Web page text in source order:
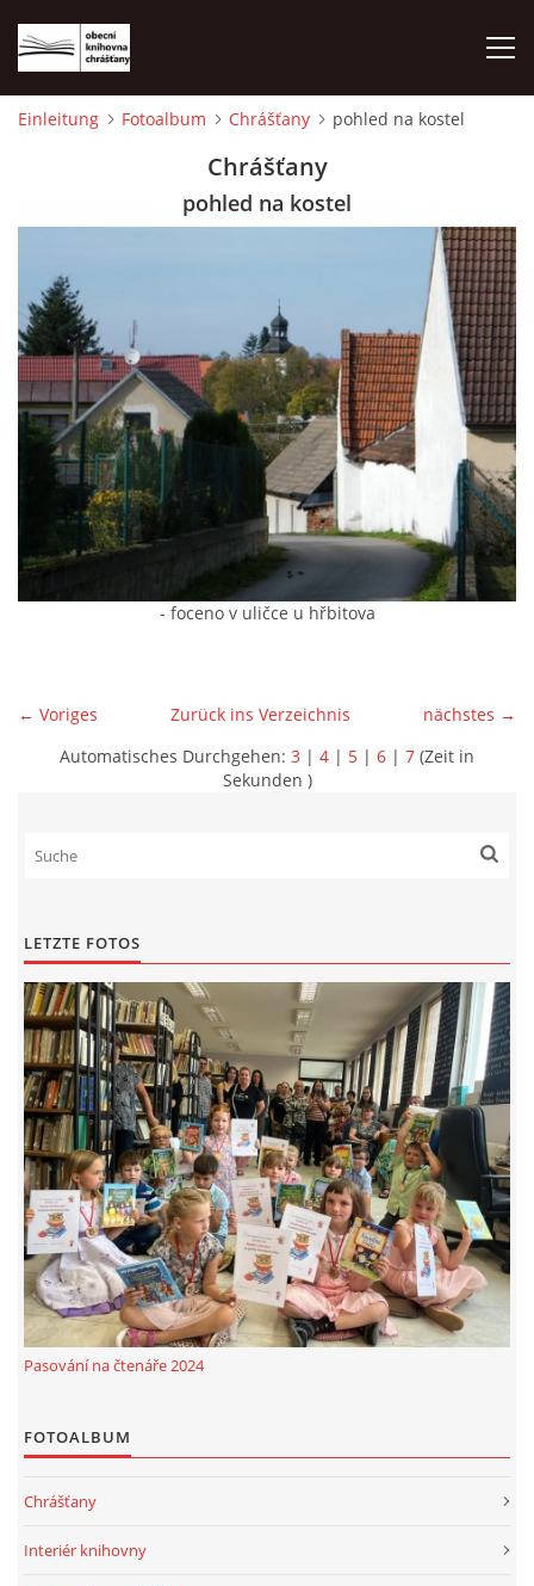
© 2026 eStránky.cz |WebSlice |Drucken| Aktualisiert: 1. 8. 2026|
Nach oben ↑
Einleitung Fotoalbum Chrášťany pohled na kostel
Chrášťany
pohled na kostel
- foceno v uličce u hřbitova
← Voriges nächstes →
Zurück ins Verzeichnis
Automatisches Durchgehen: 3 | 4 | 5 | 6 | 7 (Zeit in
Sekunden )
LETZTE FOTOS
Pasování na čtenáře 2024
FOTOALBUM
Chrášťany
Interiér knihovny